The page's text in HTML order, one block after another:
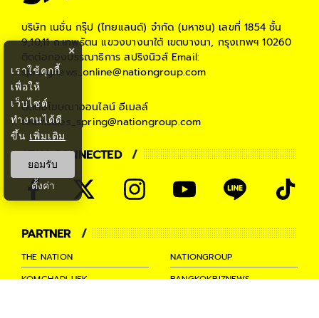
บริษัท เนชั่น กรุ๊ป (ไทยแลนด์) จำกัด (มหาชน) เลขที่ 1854 ชั้น
9,10,11 ถ.เทพรัตน แขวงบางนาใต้ เขตบางนา, กรุงเทพฯ 10260
ติดต่อกองบรรณาธิการ สปริงนิวส์Email:
springnews_online@nationgroup.com
ติดต่อโฆษณาออนไลน์ อีเมลล์
teamsales_spring@nationgroup.com
STAY CONNECTED
PARTNER
THE NATION
NATIONGROUP
KOMCHADLUEK
BANGKOKBIZNEWS
×
เราใช้คุกกี้
เพื่อให้
เว็บไซต์
ทำงานได้ดี
ขึ้น เพิ่มเติม
ยอมรับ
ตั้งค่า